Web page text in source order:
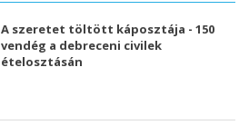
A szeretet töltött káposztája - 150
vendég a debreceni civilek
ételosztásán